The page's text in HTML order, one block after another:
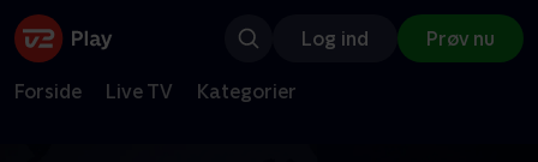
Log ind Prøv nu
Forside Live TV Kategorier